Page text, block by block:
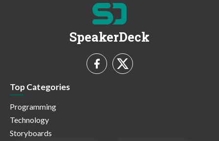
SpeakerDeck
Top Categories
Programming
Technology
Storyboards